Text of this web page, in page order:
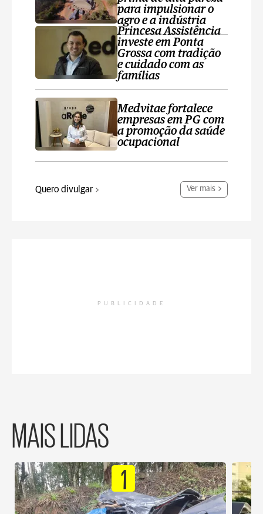
para impulsionar o
agro e a indústria
Princesa Assistência
investe em Ponta
Grossa com tradição
e cuidado com as
famílias
Medvitae fortalece
empresas em PG com
a promoção da saúde
ocupacional
Quero divulgar Ver mais
PUBLICIDADE
MAIS LIDAS
1